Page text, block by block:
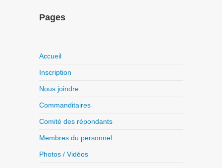
Pages
Accueil
Inscription
Nous joindre
Commanditaires
Comité des répondants
Membres du personnel
Photos / Vidéos